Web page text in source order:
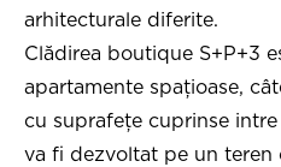
arhitecturale diferite.
Clădirea boutique S+P+3
apartamente spațioase,
cu suprafețe cuprinse
va fi dezvoltat pe un